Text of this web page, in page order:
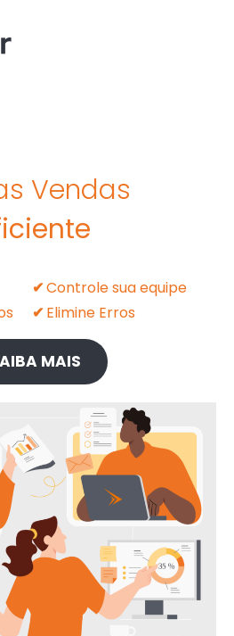
Vendas
✔Controle sua equipe
✔ Elimine Erros
MAIS